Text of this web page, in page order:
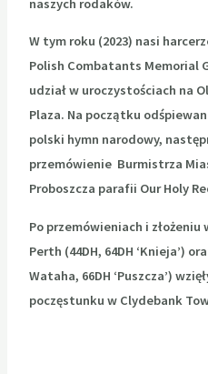
naszych rodaków.
W tym roku (2023) nasi
Polish Combatants Memorial
udział w uroczystościach na
Plaza. Na początku
polski hymn narodowy,
przemówienie Burmistrza
Proboszcza parafii Our Holy
Po przemówieniach i
Perth (44DH, 64DH ‘Knieja’)
Wataha, 66DH ‘Puszcza’)
poczęstunku w Clydebank